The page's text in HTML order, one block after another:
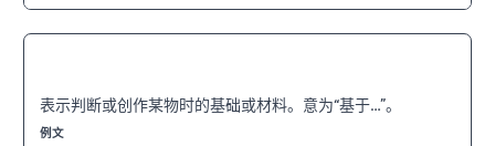
表示判断或创作某物时的基础或材料。意为“基于…”。
例文